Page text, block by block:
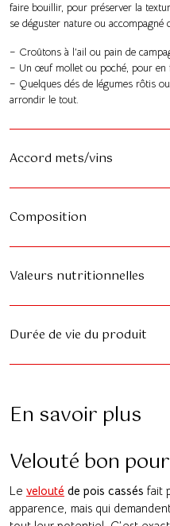
faire bouillir, pour préserver la
se déguster nature ou accompagné
– Croûtons à l’ail ou pain de
– Un œuf mollet ou poché, pour en
– Quelques dés de légumes rôtis
arrondir le tout.
Accord mets/vins
Composition
Valeurs nutritionnelles
Durée de vie du produit
En savoir plus
Velouté bon
Le velouté de pois cassés fait
apparence, mais qui